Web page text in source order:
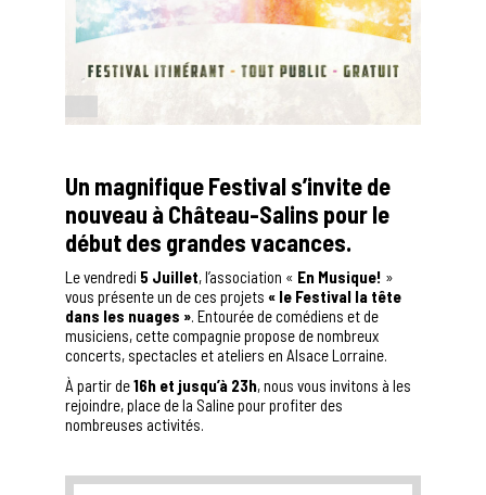
Un magnifique Festival s’invite de
nouveau à Château-Salins pour le
début des grandes vacances.
Le vendredi 5 Juillet, l’association « En Musique! »
vous présente un de ces projets « le Festival la tête
dans les nuages » . Entourée de comédiens et de
musiciens, cette compagnie propose de nombreux
concerts, spectacles et ateliers en Alsace Lorraine.
À partir de16h et jusqu’à 23h, nous vous invitons à les
rejoindre, place de la Saline pour profiter des
nombreuses activités.